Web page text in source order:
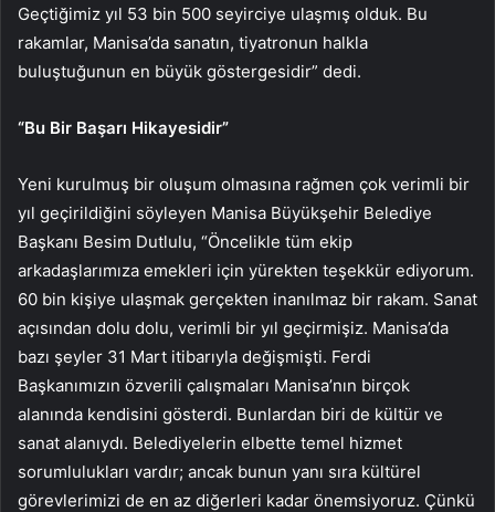
Geçtiğimiz yıl 53 bin 500 seyirciye ulaşmış olduk. Bu
rakamlar, Manisa’da sanatın, tiyatronun halkla
buluştuğunun en büyük göstergesidir” dedi.
“Bu Bir Başarı Hikayesidir”
Yeni kurulmuş bir oluşum olmasına rağmen çok verimli bir
yıl geçirildiğini söyleyen Manisa Büyükşehir Belediye
Başkanı Besim Dutlulu, “Öncelikle tüm ekip
arkadaşlarımıza emekleri için yürekten teşekkür ediyorum.
60 bin kişiye ulaşmak gerçekten inanılmaz bir rakam. Sanat
açısından dolu dolu, verimli bir yıl geçirmişiz. Manisa’da
bazı şeyler 31 Mart itibarıyla değişmişti. Ferdi
Başkanımızın özverili çalışmaları Manisa’nın birçok
alanında kendisini gösterdi. Bunlardan biri de kültür ve
sanat alanıydı. Belediyelerin elbette temel hizmet
sorumlulukları vardır; ancak bunun yanı sıra kültürel
görevlerimizi de en az diğerleri kadar önemsiyoruz. Çünkü